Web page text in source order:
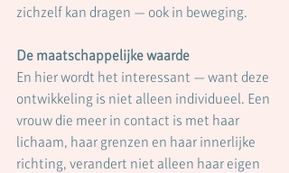
zichzelf kan dragen — ook in beweging.
De maatschappelijke waarde
En hier wordt het interessant — want deze
ontwikkeling is niet alleen individueel. Een
vrouw die meer in contact is met haar
lichaam, haar grenzen en haar innerlijke
richting, verandert niet alleen haar eigen